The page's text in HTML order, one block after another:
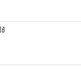
ช้